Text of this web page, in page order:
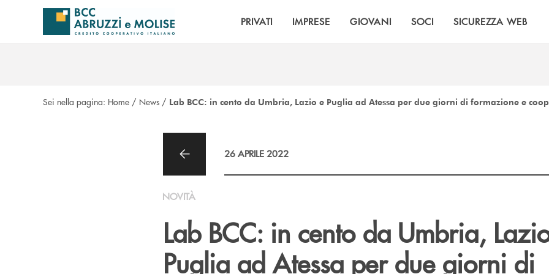
Salta al contenuto principale
PRIVATI IMPRESE GIOVANI SOCI SICUREZZA WEB
Sei nella pagina: Home / News / Lab BCC: in cento da Umbria, Lazio e Puglia ad Atessa per due giorni di formazione e
26 APRILE 2022
NOVITÀ
Lab BCC: in cento da Umbria,
Puglia ad Atessa per due giorni di